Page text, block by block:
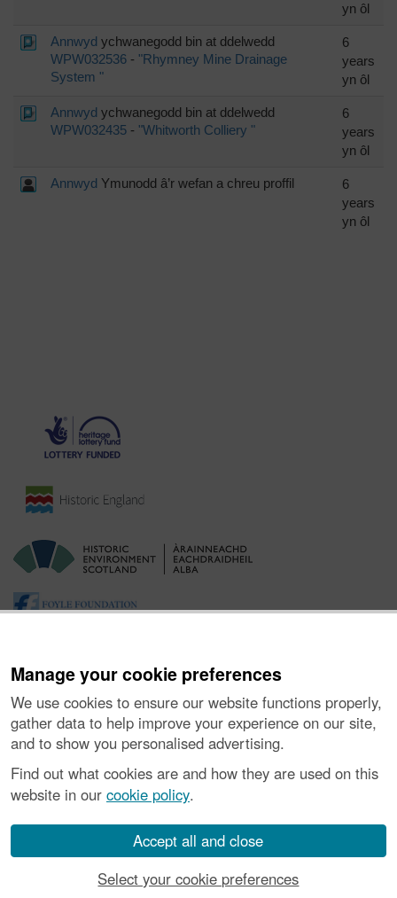
Manage your cookie preferences
We use cookies to ensure our website functions properly,
gather data to help improve your experience on our site,
and to show you personalised advertising.
Find out what cookies are and how they are used on this
website in our cookie policy.
Accept all and close
Select your cookie preferences
yn ôl
Annwyd ychwanegodd bin at ddelwedd
WPW032536 - "Rhymney Mine Drainage
System "
6
years
yn ôl
Annwyd ychwanegodd bin at ddelwedd
WPW032435 - "Whitworth Colliery "
6
years
yn ôl
Annwyd Ymunodd â’r wefan a chreu proffil
6
years
yn ôl
Ymholiadau|Hygyrchedd|RhG a Chyfreithiol |Privacy Notice|
Cwcis|Vulnerability Disclosure Policy
© Historic Environment Scotland. Rhif elusen yr Alban SC045925.